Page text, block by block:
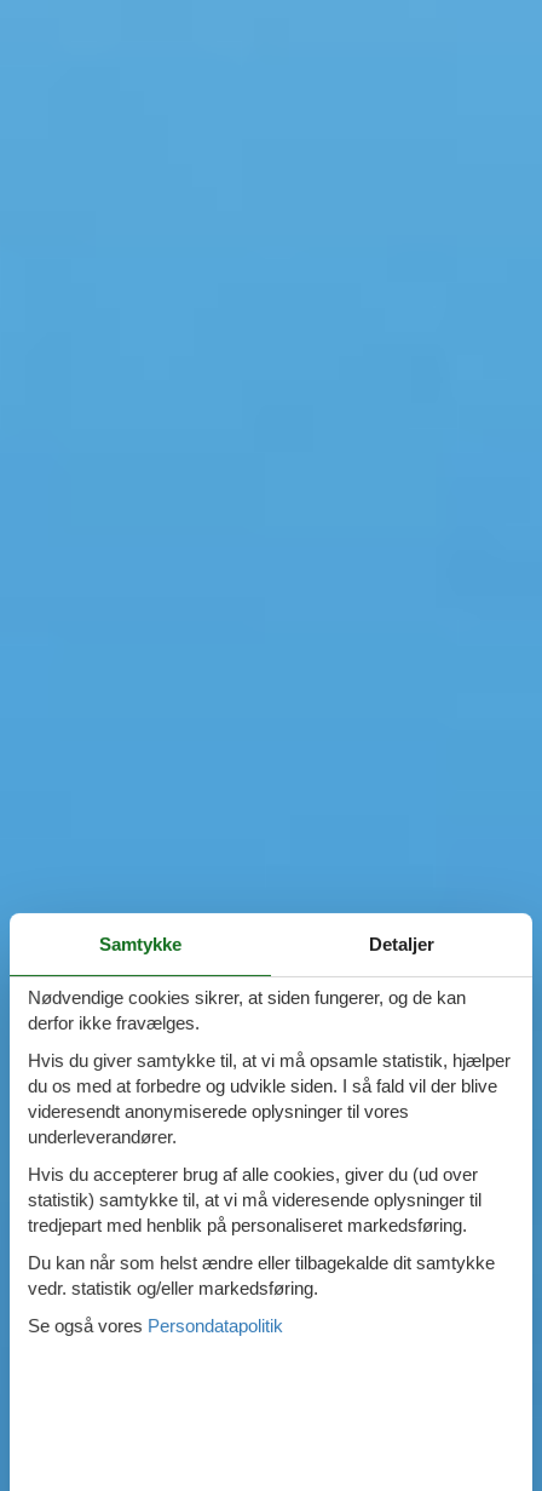
Samtykke Detaljer
Nødvendige cookies sikrer, at siden fungerer, og de kan
derfor ikke fravælges.
Hvis du giver samtykke til, at vi må opsamle statistik, hjælper
du os med at forbedre og udvikle siden. I så fald vil der blive
videresendt anonymiserede oplysninger til vores
underleverandører.
Hvis du accepterer brug af alle cookies, giver du (ud over
statistik) samtykke til, at vi må videresende oplysninger til
tredjepart med henblik på personaliseret markedsføring.
Du kan når som helst ændre eller tilbagekalde dit samtykke
vedr. statistik og/eller markedsføring.
Se også vores Persondatapolitik